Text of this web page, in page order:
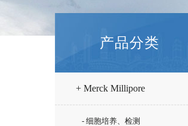
产品分类
+ Merck Millipore
- 细胞培养、检测